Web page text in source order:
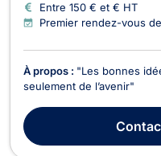
Entre 150 € et € HT
Premier rendez-vous
À propos : "Les bonnes
seulement de l’avenir"